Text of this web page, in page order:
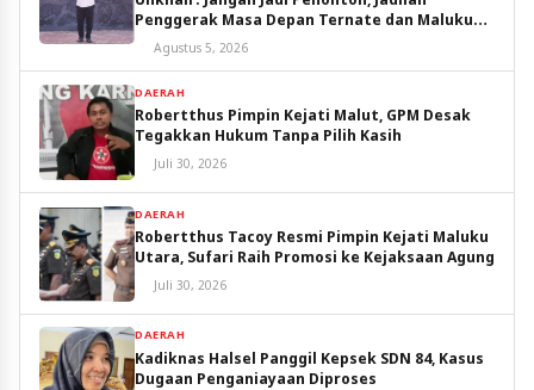
Penggerak Masa Depan Ternate dan Maluku
Utara
Agustus 5, 2026
DAERAH
Robertthus Pimpin Kejati Malut, GPM Desak
Tegakkan Hukum Tanpa Pilih Kasih
Juli 30, 2026
DAERAH
Robertthus Tacoy Resmi Pimpin Kejati Maluku
Utara, Sufari Raih Promosi ke Kejaksaan Agung
Juli 30, 2026
DAERAH
Kadiknas Halsel Panggil Kepsek SDN 84, Kasus
Dugaan Penganiayaan Diproses